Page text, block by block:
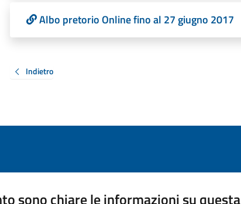
Albo pretorio Online fino al 27 giugno 2017
Indietro
sono chiare le informazioni su questa